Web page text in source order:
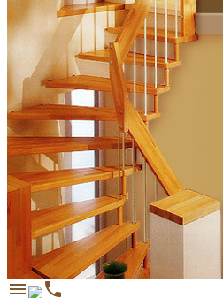
menu phone